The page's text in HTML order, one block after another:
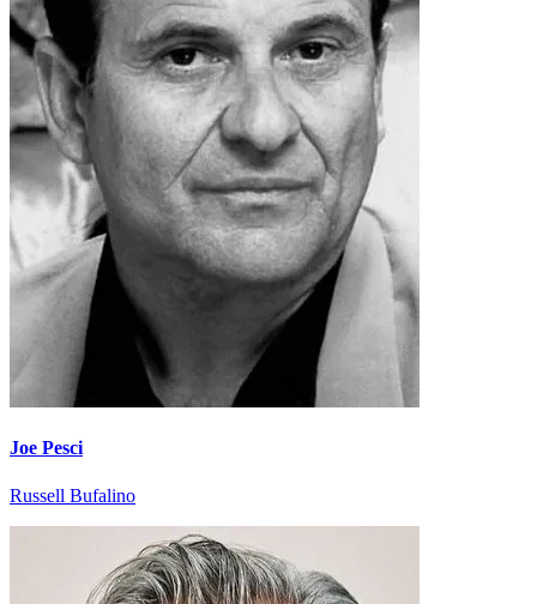
Joe Pesci
Russell Bufalino